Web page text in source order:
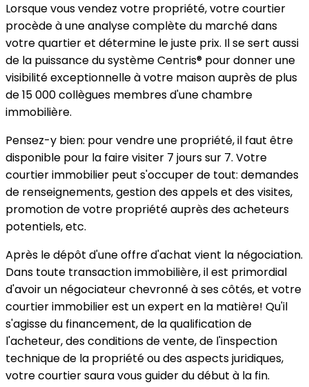
Lorsque vous vendez votre propriété, votre courtier
procède à une analyse complète du marché dans
votre quartier et détermine le juste prix. Il se sert aussi
de la puissance du système Centris® pour donner une
visibilité exceptionnelle à votre maison auprès de plus
de 15 000 collègues membres d'une chambre
immobilière.
Pensez-y bien: pour vendre une propriété, il faut être
disponible pour la faire visiter 7 jours sur 7. Votre
courtier immobilier peut s'occuper de tout: demandes
de renseignements, gestion des appels et des visites,
promotion de votre propriété auprès des acheteurs
potentiels, etc.
Après le dépôt d'une offre d'achat vient la négociation.
Dans toute transaction immobilière, il est primordial
d'avoir un négociateur chevronné à ses côtés, et votre
courtier immobilier est un expert en la matière! Qu'il
s'agisse du financement, de la qualification de
l'acheteur, des conditions de vente, de l'inspection
technique de la propriété ou des aspects juridiques,
votre courtier saura vous guider du début à la fin.